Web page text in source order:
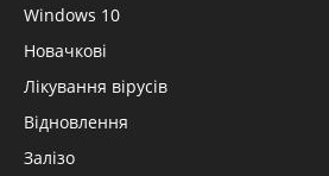
Windows 10
Новачкові
Лікування вірусів
Відновлення
Залізо